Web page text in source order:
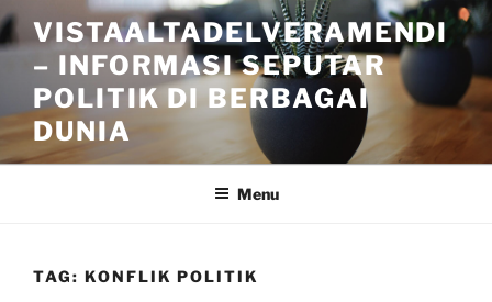
Skip
to
content
VISTAALTADELVERAMENDI
– INFORMASI SEPUTAR
POLITIK DI BERBAGAI
DUNIA
Menu
TAG: KONFLIK POLITIK